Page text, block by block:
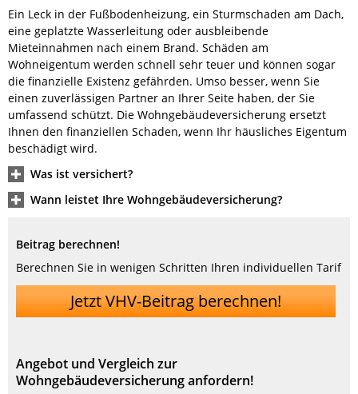
Ein Leck in der Fußbodenheizung, ein Sturmschaden am Dach,
eine geplatzte Wasserleitung oder ausbleibende
Mieteinnahmen nach einem Brand. Schäden am
Wohneigentum werden schnell sehr teuer und können sogar
die finanzielle Existenz gefährden. Umso besser, wenn Sie
einen zuverlässigen Partner an Ihrer Seite haben, der Sie
umfassend schützt. Die Wohngebäudeversicherung ersetzt
Ihnen den finanziellen Schaden, wenn Ihr häusliches Eigentum
beschädigt wird.
Was ist versichert?
Wann leistet Ihre Wohngebäudeversicherung?
Beitrag berechnen!
Berechnen Sie in wenigen Schritten Ihren individuellen Tarif
Jetzt VHV-Beitrag berechnen!
Angebot und Vergleich zur
Wohngebäudeversicherung anfordern!